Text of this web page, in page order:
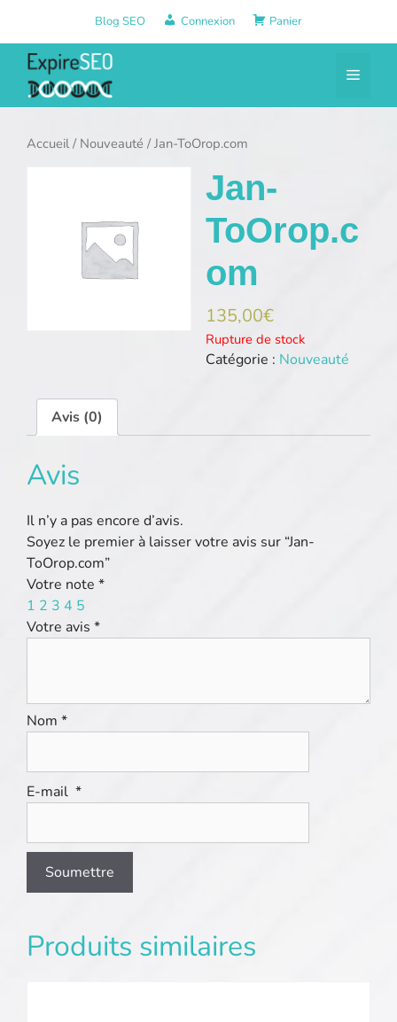
contenu
Blog SEO Connexion Panier
Menu
Accueil/ Nouveauté / Jan-ToOrop.com
Jan-
ToOrop.c
om
135,00€
Rupture de stock
Catégorie : Nouveauté
Avis (0)
Avis
Il n’y a pas encore d’avis.
Soyez le premier à laisser votre avis sur “Jan-
ToOrop.com”
Votre note *
1 2 3 4 5
Votre avis *
Nom *
E-mail *
Produits similaires